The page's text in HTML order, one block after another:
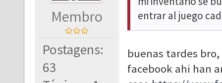
Membro
Postagens:
63
entrar al juego
buenas tardes
facebook ahi han